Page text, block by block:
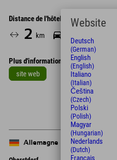
Distance de l'hôtel
2 km 6
Plus d'informations
site web
Leaflet
Allemagne
Website
Deutsch
(German)
English
(English)
Italiano
(Italian)
Čeština
(Czech)
Polski
(Polish)
Magyar
(Hungarian)
Nederlands
(Dutch)
Français